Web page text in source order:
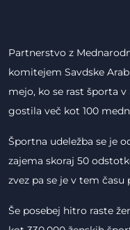
Partnerstvo z
komitejem Savdske
mejo, ko se rast športa v
gostila več kot 100
Športna udeležba se je
zajema skoraj 50
zvez pa se je v tem času
Še posebej hitro raste